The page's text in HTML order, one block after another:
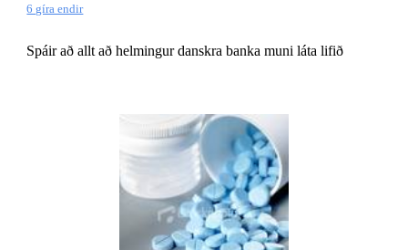
6 gíra endir
Spáir að allt að helmingur danskra banka muni láta lifið